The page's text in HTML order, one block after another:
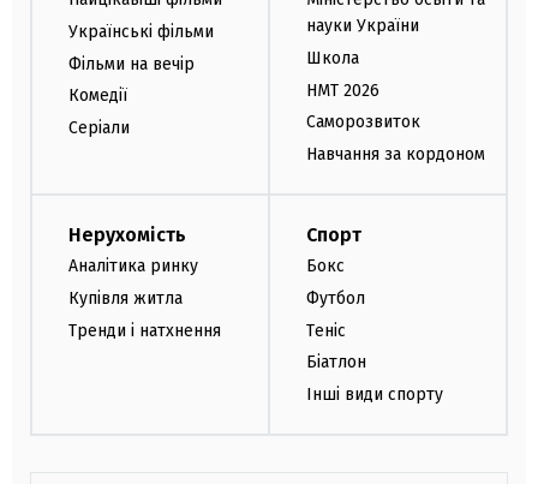
Українські фільми
Фільми на вечір
Комедії
Серіали
науки України
Школа
НМТ 2026
Саморозвиток
Навчання за кордоном
Нерухомість
Аналітика ринку
Купівля житла
Тренди і натхнення
Спорт
Бокс
Футбол
Теніс
Біатлон
Інші види спорту